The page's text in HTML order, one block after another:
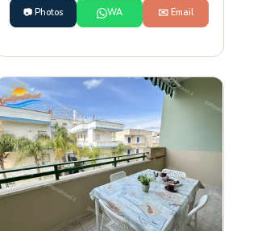
📷 Photos WA ✉️ Email